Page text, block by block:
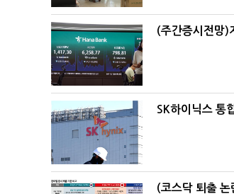
(주간증시전망)
SK하이닉스 통
(코스닥 퇴출